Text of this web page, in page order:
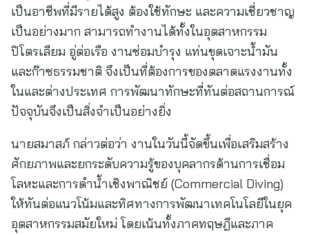
เป็นอาชีพที่มีรายได้สูง ต้องใช้ทักษะ และความเชี่ยวชาญ
เป็นอย่างมาก สามารถทำงานได้ทั้งในอุตสาหกรรม
ปิโตรเลียม อู่ต่อเรือ งานซ่อมบำรุง แท่นขุดเจาะน้ำมัน
และก๊าซธรรมชาติ จึงเป็นที่ต้องการของตลาดแรงงานทั้ง
ในและต่างประเทศ การพัฒนาทักษะที่ทันต่อสถานการณ์
ปัจจุบันจึงเป็นสิ่งจำเป็นอย่างยิ่ง
นายสมาสภ์ กล่าวต่อว่า งานในวันนี้จัดขึ้นเพื่อเสริมสร้าง
ศักยภาพและยกระดับความรู้ของบุคลากรด้านการเชื่อม
โลหะและการดำน้ำเชิงพาณิชย์ (Commercial Diving)
ให้ทันต่อแนวโน้มและทิศทางการพัฒนาเทคโนโลยีในยุค
อุตสาหกรรมสมัยใหม่ โดยเน้นทั้งภาคทฤษฎีและภาค